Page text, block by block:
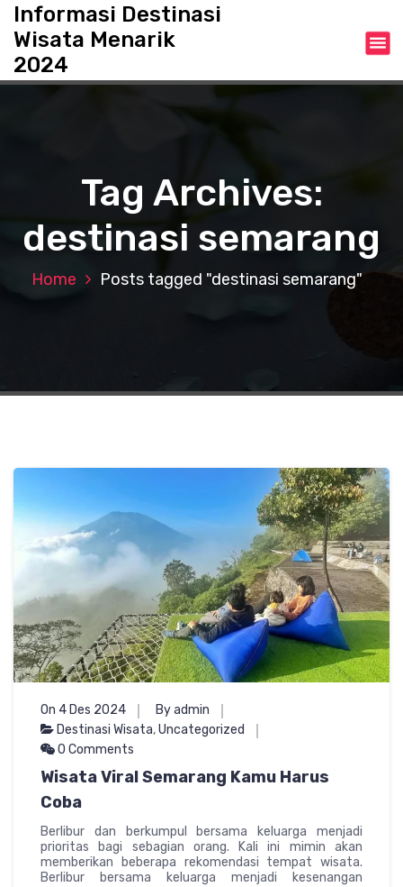
t
Informasi Destinasi
Wisata Menarik
2024
Tag Archives:
destinasi semarang
Home Posts tagged "destinasi semarang"
On 4 Des 2024
By admin
Destinasi Wisata,Uncategorized
0 Comments
Wisata Viral Semarang Kamu Harus
Coba
Berlibur dan berkumpul bersama keluarga menjadi
prioritas bagi sebagian orang. Kali ini mimin akan
memberikan beberapa rekomendasi tempat wisata.
Berlibur bersama keluarga menjadi kesenangan